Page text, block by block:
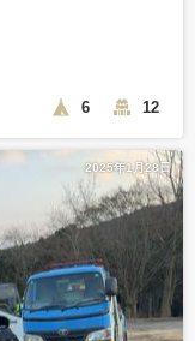
6 12
2025年1月28日